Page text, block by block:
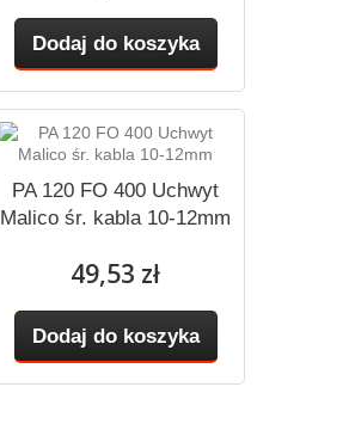
Dodaj do koszyka
PA 120 FO 400 Uchwyt
Malico śr. kabla 10-12mm
49,53 zł
Dodaj do koszyka